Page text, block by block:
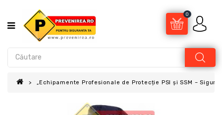
0
„Echipamente Profesionale de Protecție PSI și SSM –